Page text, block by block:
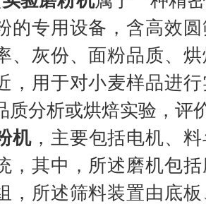
的专用设备，含高效
、灰份、面粉品质、
，用于对小麦样品进
质分析或烘焙实验，评
机 ，主要包括电机、
，其中，所述磨机包
，所述筛料装置由底